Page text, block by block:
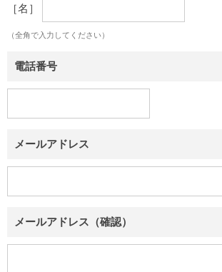
［名］
（全角で入力してください）
電話番号
メールアドレス
メールアドレス（確認）